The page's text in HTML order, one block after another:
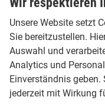
Kofferraumvolumen
bis zu rund 1.600
von rund 4,64 Metern
Reisen und Alltag.
Komfort,
Der Leon ST verfügt
Unsere Website setzt
Sie bereitzustellen.
Auswahl und
Analytics und
Einverständnis
jederzeit mit Wirkung